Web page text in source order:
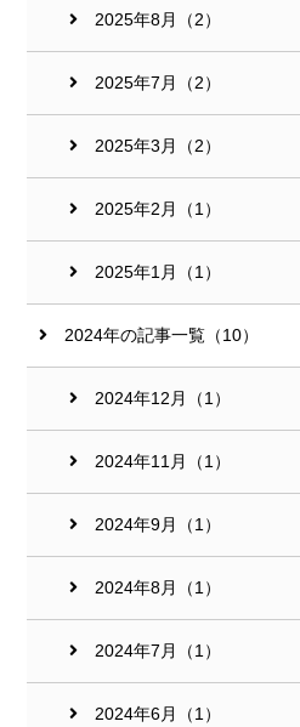
2025年8月（2）
2025年7月（2）
2025年3月（2）
2025年2月（1）
2025年1月（1）
2024年の記事一覧（10）
2024年12月（1）
2024年11月（1）
2024年9月（1）
2024年8月（1）
2024年7月（1）
2024年6月（1）